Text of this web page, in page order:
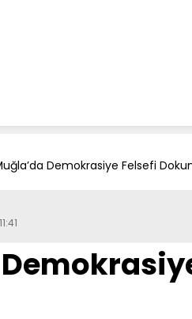
Demokrasiye Felsefi